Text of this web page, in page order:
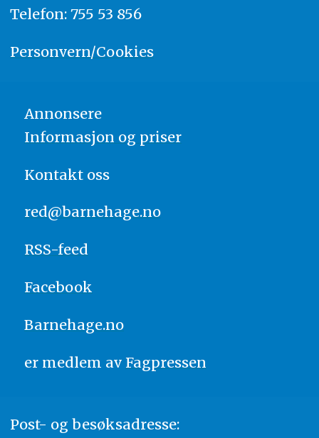
Telefon: 755 53 856
Personvern/Cookies
Annonsere
Informasjon og priser
Kontakt oss
red@barnehage.no
RSS-feed
Facebook
Barnehage.no
er medlem av Fagpressen
Post- og besøksadresse: